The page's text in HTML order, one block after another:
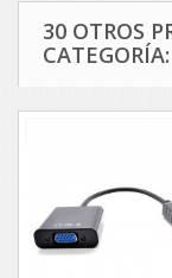
30 OTROS
CATEGORÍA: